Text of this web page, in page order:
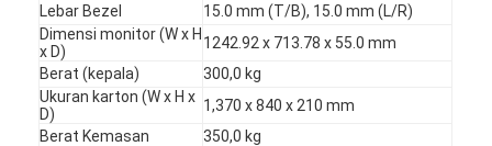
Layar LCD Jendela
layar lcd dua sisi
Lebar Bezel
15.0 mm (T/B), 15.0 mm (L/R)
Dimensi monitor (W x H
x D)
1242.92 x 713.78 x 55.0 mm
Berat (kepala)
300,0 kg
Ukuran karton (W x H x
D)
1,370 x 840 x 210 mm
Berat Kemasan
350,0 kg